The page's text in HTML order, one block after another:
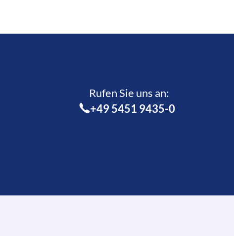
Rufen Sie uns an:­
+49 5451 9435-0